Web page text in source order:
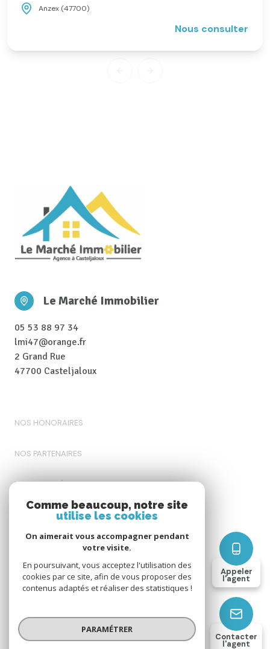
Appeler
l'agent
Contacter
l'agent
Anzex (47700)
Nous consulter
Le Marché Immobilier
05 53 88 97 34
lmi47@orange.fr
2 Grand Rue
47700 Casteljaloux
NOS HONORAIRES
NOS PARTENAIRES
MENTIONS LÉGALES
COOKIES
© 2026 | Tous droits réservés
Comme beaucoup, notre site
utilise les cookies
On aimerait vous accompagner pendant
votre visite.
En poursuivant, vous acceptez l'utilisation des
cookies par ce site, afin de vous proposer des
contenus adaptés et réaliser des statistiques !
PARAMÉTRER